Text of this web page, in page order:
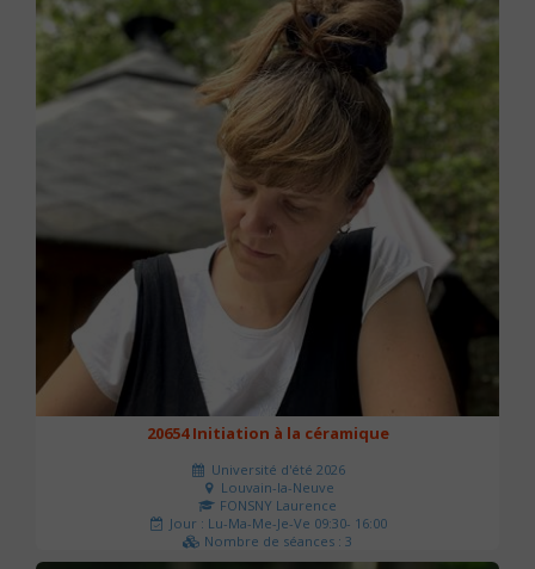
20654 Initiation à la céramique
Université d'été 2026
Louvain-la-Neuve
FONSNY Laurence
Jour : Lu-Ma-Me-Je-Ve 09:30- 16:00
Nombre de séances : 3
190 €